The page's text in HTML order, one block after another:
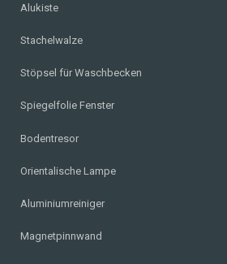
Alukiste
Stachelwalze
Stöpsel für Waschbecken
Spiegelfolie Fenster
Bodentresor
Orientalische Lampe
Aluminiumreiniger
Magnetpinnwand